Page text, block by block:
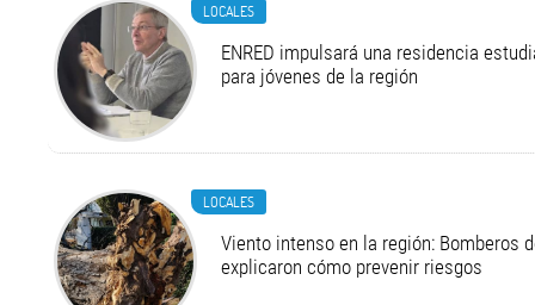
LOCALES
ENRED impulsará una residencia
para jóvenes de la región
LOCALES
Viento intenso en la región: Bomberos
explicaron cómo prevenir riesgos